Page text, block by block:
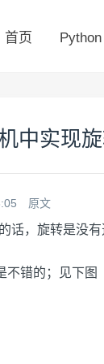
首页 Python
中实现
原文
话，旋转是没
错的；见下图